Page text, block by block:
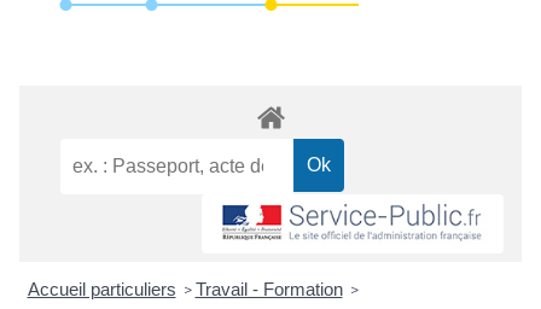
Accueil particuliers > Travail - Formation >